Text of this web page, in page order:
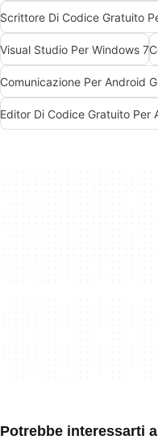
Scrittore Di Codice Gratuito
Visual Studio Per Windows 7
Comunicazione Per Android
Editor Di Codice Gratuito Per
Potrebbe interessarti